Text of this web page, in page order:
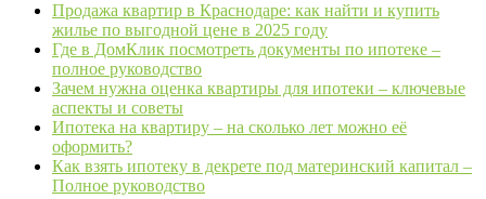
Продажа квартир в Краснодаре: как найти и купить
жилье по выгодной цене в 2025 году
Где в ДомКлик посмотреть документы по ипотеке –
полное руководство
Зачем нужна оценка квартиры для ипотеки – ключевые
аспекты и советы
Ипотека на квартиру – на сколько лет можно её
оформить?
Как взять ипотеку в декрете под материнский капитал –
Полное руководство